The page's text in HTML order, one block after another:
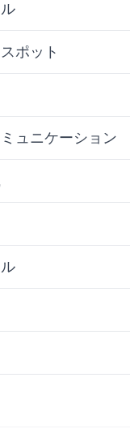
ポット
ュニケーション